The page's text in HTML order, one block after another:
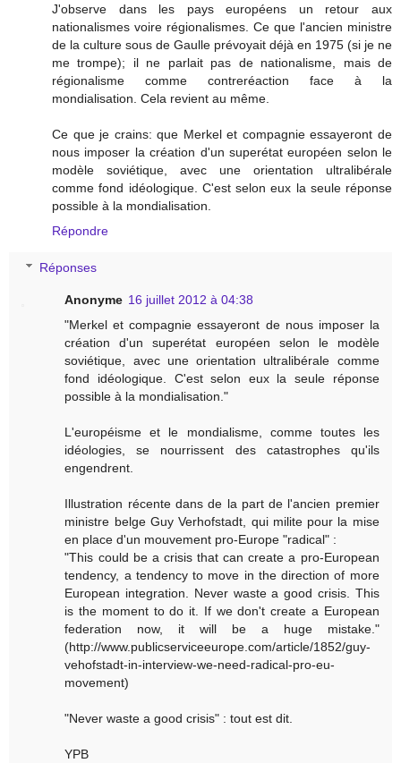
J'observe dans les pays européens un retour aux
nationalismes voire régionalismes. Ce que l'ancien ministre
de la culture sous de Gaulle prévoyait déjà en 1975 (si je ne
me trompe); il ne parlait pas de nationalisme, mais de
régionalisme comme contreréaction face à la
mondialisation. Cela revient au même.
Ce que je crains: que Merkel et compagnie essayeront de
nous imposer la création d'un superétat européen selon le
modèle soviétique, avec une orientation ultralibérale
comme fond idéologique. C'est selon eux la seule réponse
possible à la mondialisation.
Répondre
Réponses
Anonyme 16 juillet 2012 à 04:38
"Merkel et compagnie essayeront de nous imposer la
création d'un superétat européen selon le modèle
soviétique, avec une orientation ultralibérale comme
fond idéologique. C'est selon eux la seule réponse
possible à la mondialisation."
L'européisme et le mondialisme, comme toutes les
idéologies, se nourrissent des catastrophes qu'ils
engendrent.
Illustration récente dans de la part de l'ancien premier
ministre belge Guy Verhofstadt, qui milite pour la mise
en place d'un mouvement pro-Europe "radical" :
"This could be a crisis that can create a pro-European
tendency, a tendency to move in the direction of more
European integration. Never waste a good crisis. This
is the moment to do it. If we don't create a European
federation now, it will be a huge mistake."
(http://www.publicserviceeurope.com/article/1852/guy-
vehofstadt-in-interview-we-need-radical-pro-eu-
movement)
"Never waste a good crisis" : tout est dit.
YPB